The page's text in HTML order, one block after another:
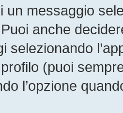
un messaggio
anche
selezionando
(puoi
l’opzione